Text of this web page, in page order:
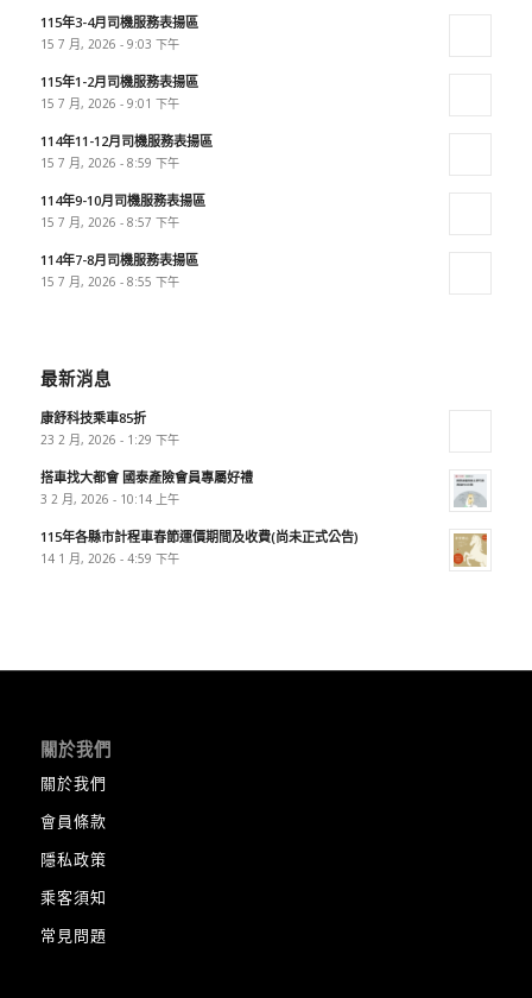
115年3-4月司機服務表揚區
15 7 月, 2026 - 9:03 下午
115年1-2月司機服務表揚區
15 7 月, 2026 - 9:01 下午
114年11-12月司機服務表揚區
15 7 月, 2026 - 8:59 下午
114年9-10月司機服務表揚區
15 7 月, 2026 - 8:57 下午
114年7-8月司機服務表揚區
15 7 月, 2026 - 8:55 下午
最新消息
康舒科技乘車85折
23 2 月, 2026 - 1:29 下午
搭車找大都會 國泰產險會員專屬好禮
3 2 月, 2026 - 10:14 上午
115年各縣市計程車春節運價期間及收費(尚未正式公告)
14 1 月, 2026 - 4:59 下午
關於我們
關於我們
會員條款
隱私政策
乘客須知
常見問題